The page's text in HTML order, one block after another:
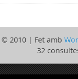
© 2010 | Fet amb
32